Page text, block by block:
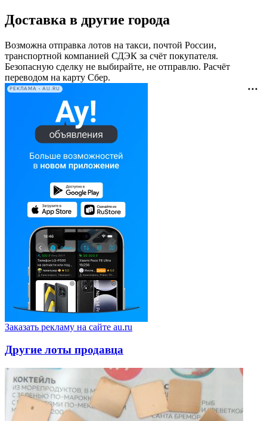
Доставка в другие города
Возможна отправка лотов на такси, почтой России,
транспортной компанией СДЭК за счёт покупателя.
Безопасную сделку не выбирайте, не отправлю. Расчёт
переводом на карту Сбер.
РЕКЛАМА • AU.RU
Заказать рекламу на сайте au.ru
Другие лоты продавца